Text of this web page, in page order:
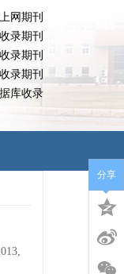
网期刊
录期刊
录期刊
录期刊
库收录
分享